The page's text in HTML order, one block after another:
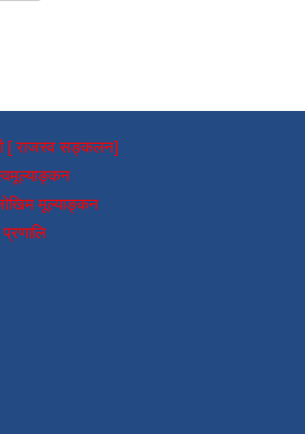
[ राजस्व सङ्कलन]
मूल्याङ्कन